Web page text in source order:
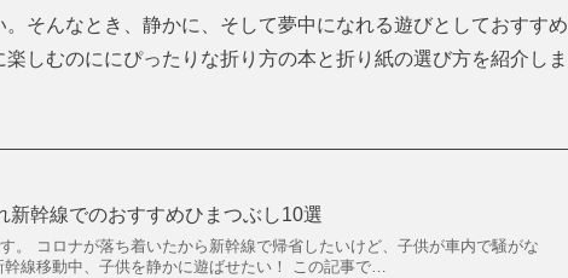
そんなとき、静かに、そして夢中になれる遊びとしておすすめ
しむのににぴったりな折り方の本と折り紙の選び方を紹介しま
新幹線でのおすすめひまつぶし10選
。 コロナが落ち着いたから新幹線で帰省したいけど、子供が車内で騒がな
線移動中、子供を静かに遊ばせたい！ この記事で…